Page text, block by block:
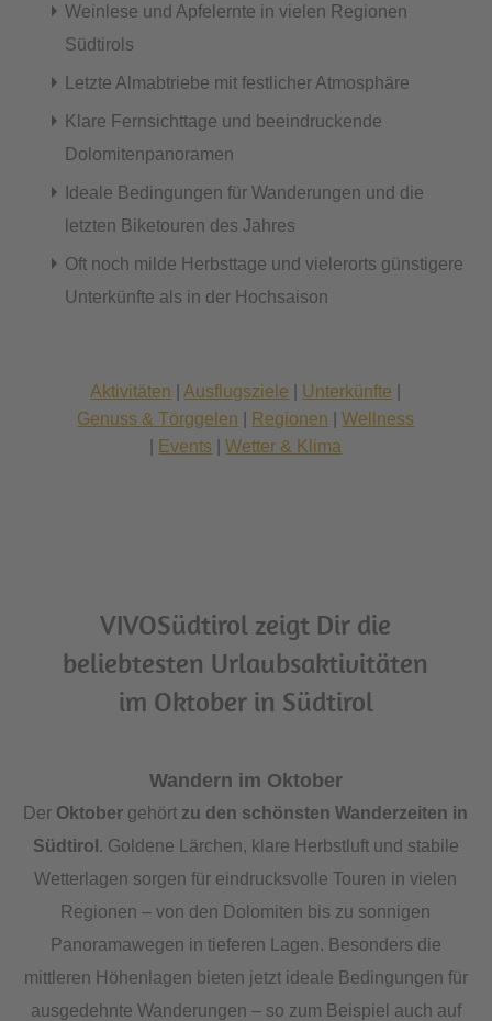
Weinlese und Apfelernte in vielen Regionen
Südtirols
Letzte Almabtriebe mit festlicher Atmosphäre
Klare Fernsichttage und beeindruckende
Dolomitenpanoramen
Ideale Bedingungen für Wanderungen und die
letzten Biketouren des Jahres
Oft noch milde Herbsttage und vielerorts günstigere
Unterkünfte als in der Hochsaison
Aktivitäten |Ausflugsziele Unterkünfte
Genuss & Törggelen
Regionen |Wellness
Events |Wetter & Klima
VIVOSüdtirol zeigt Dir die
beliebtesten Urlaubsaktivitäten
im Oktober in Südtirol
Wandern im Oktober
Der Oktober gehört zu den schönsten Wanderzeiten in
Südtirol . Goldene Lärchen, klare Herbstluft und stabile
Wetterlagen sorgen für eindrucksvolle Touren in vielen
Regionen – von den Dolomiten bis zu sonnigen
Panoramawegen in tieferen Lagen. Besonders die
mittleren Höhenlagen bieten jetzt ideale Bedingungen für
ausgedehnte Wanderungen – so zum Beispiel auch auf